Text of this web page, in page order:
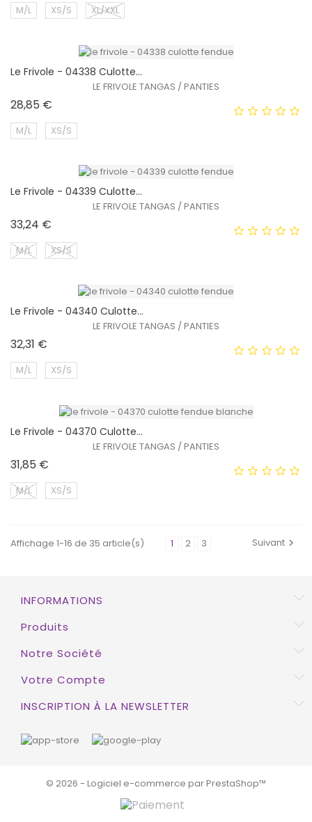
EXCLUSIVITÉ WEB !
M/L XS/S XL/XXL
EXCLUSIVITÉ WEB !
Le Frivole - 04338 Culotte...
LE FRIVOLE TANGAS / PANTIES
28,85 €
M/L XS/S
EXCLUSIVITÉ WEB !
HORS STOCK
Le Frivole - 04339 Culotte...
LE FRIVOLE TANGAS / PANTIES
33,24 €
M/L XS/S
EXCLUSIVITÉ WEB !
Le Frivole - 04340 Culotte...
LE FRIVOLE TANGAS / PANTIES
32,31 €
M/L XS/S
Le Frivole - 04370 Culotte...
LE FRIVOLE TANGAS / PANTIES
31,85 €
M/L XS/S
Affichage 1-16 de 35 article(s) 1 2 3 Suivant 
INFORMATIONS
Produits
Notre Société
Votre Compte
INSCRIPTION À LA NEWSLETTER
© 2026 - Logiciel e-commerce par PrestaShop™